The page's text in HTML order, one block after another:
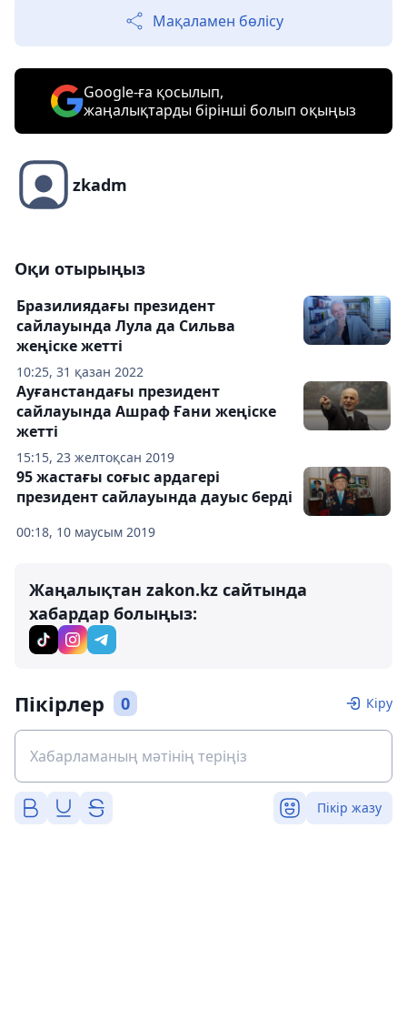
Мақаламен бөлісу
Google-ға қосылып,
жаңалықтарды бірінші болып оқыңыз
zkadm
Оқи отырыңыз
10:25, 31 қазан 2022
Бразилиядағы президент
сайлауында Лула да Сильва
жеңіске жетті
15:15, 23 желтоқсан 2019
Ауғанстандағы президент
сайлауында Ашраф Ғани жеңіске
жетті
00:18, 10 маусым 2019
95 жастағы соғыс ардагері
президент сайлауында дауыс берді
Жаңалықтан zakon.kz сайтында
хабардар болыңыз:
Пікірлер 0 Кіру
Пікір жазу